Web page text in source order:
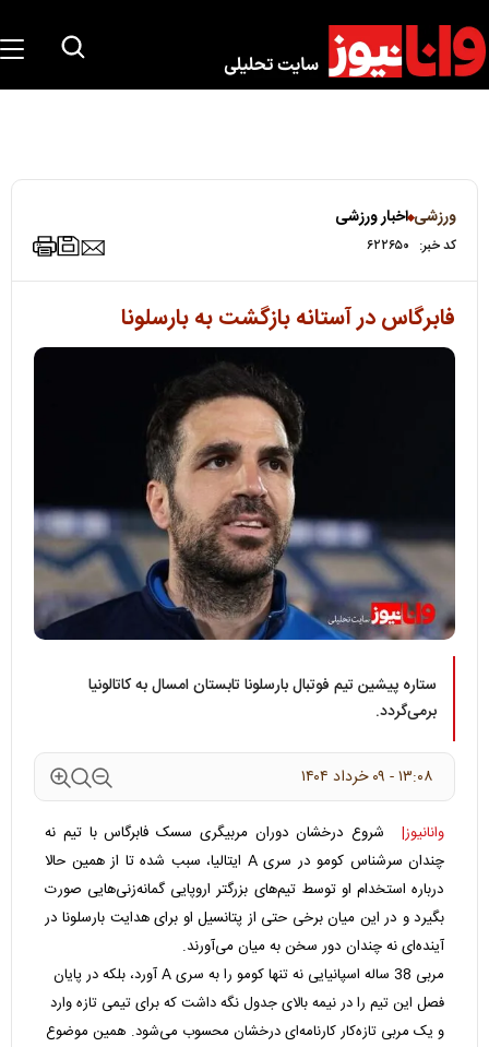
ورزشی اخبار ورزشی
کد خبر: ۶۲۲۶۵۰
فابرگاس در آستانه بازگشت به بارسلونا
ستاره پیشین تیم فوتبال بارسلونا تابستان امسال به کاتالونیا
برمی‌گردد.
۱۳:۰۸ - ۰۹ خرداد ۱۴۰۴
وانانیوز|
شروع درخشان دوران مربیگری سسک فابرگاس با تیم نه
چندان سرشناس کومو در سری A ایتالیا، سبب شده تا از همین حالا
درباره استخدام او توسط تیم‌های بزرگتر اروپایی گمانه‌زنی‌هایی صورت
بگیرد و در این میان برخی حتی از پتانسیل او برای هدایت بارسلونا در
آینده‌ای نه چندان دور سخن به میان می‌آورند.
مربی 38 ساله اسپانیایی نه تنها کومو را به سری A آورد، بلکه در پایان
فصل این تیم را در نیمه بالای جدول نگه داشت که برای تیمی تازه وارد
و یک مربی تازه‌‌کار کارنامه‌ای درخشان محسوب می‌شود. همین موضوع